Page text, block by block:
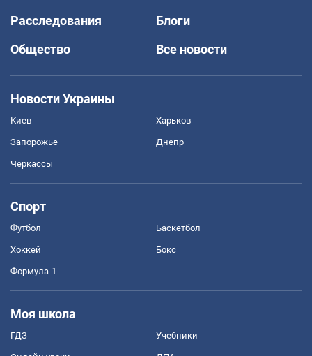
Расследования
Блоги
Общество
Все новости
Новости Украины
Киев Харьков
Запорожье Днепр
Черкассы
Спорт
Футбол Баскетбол
Хоккей Бокс
Формула-1
Моя школа
ГДЗ Учебники